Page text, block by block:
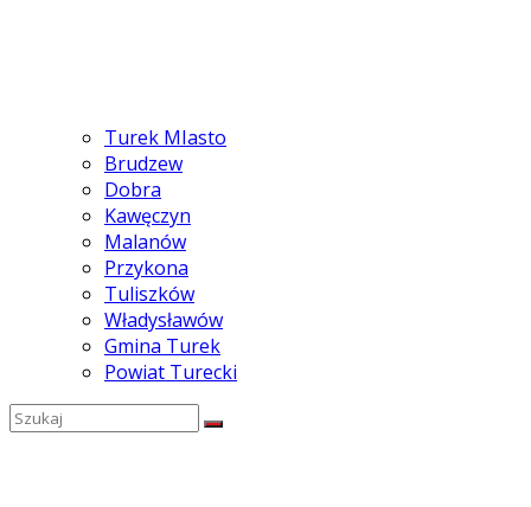
Turek MIasto
Brudzew
Dobra
Kawęczyn
Malanów
Przykona
Tuliszków
Władysławów
Gmina Turek
Powiat Turecki